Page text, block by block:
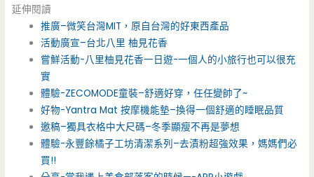
延伸閱讀
推廣–微笑台灣MIT，原自台灣的好東西產品
活動廣宣–台北八里 柚見花香
嘗鮮活動-八里柚見花香一日遊-一個人的小旅行也可以很充
實
體驗-ZECOMODE童裝–舒適好穿，任任變帥了~
好物-Yantra Mat 按摩機能墊–換得一個舒適的睡眠品質
邀稿–獨具衣格中大尺碼–冬季顯瘦不再是夢想
體驗-永豐餘橘子工坊清潔系列–去漬粉超強效果，媽媽們必
買!!